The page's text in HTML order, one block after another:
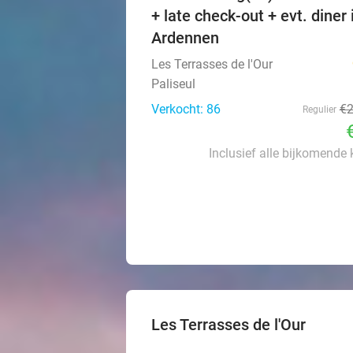
+ late check-out + evt. diner
Ardennen
Les Terrasses de l'Our
Paliseul
Verkocht: 86
Regulier
Inclusief alle bijkomende
Les Terrasses de l'Our